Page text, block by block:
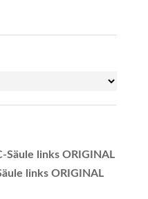
links ORIGINAL